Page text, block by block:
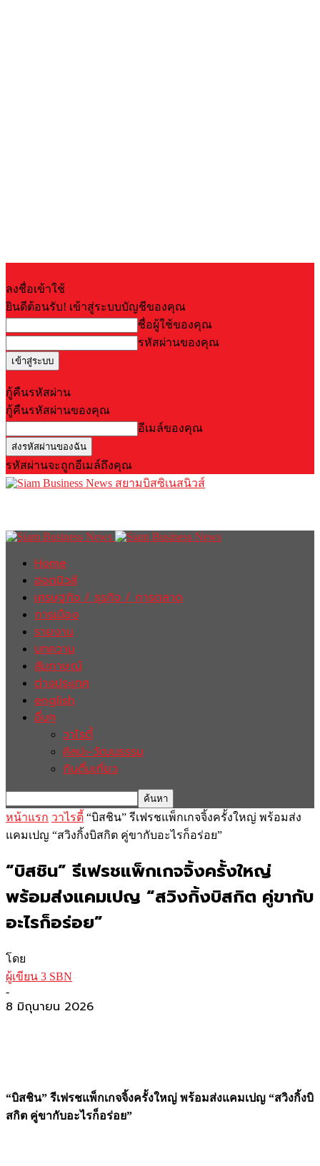
ลงชื่อเข้าใช้
ยินดีต้อนรับ! เข้าสู่ระบบบัญชีของคุณ
ชื่อผู้ใช้ของคุณ
รหัสผ่านของคุณ
กู้คืนรหัสผ่าน
กู้คืนรหัสผ่านของคุณ
อีเมล์ของคุณ
รหัสผ่านจะถูกอีเมล์ถึงคุณ
สยามบิสซิเนสนิวส์
Home
ฮอตนิวส์
เศรษฐกิจ / ธุรกิจ / การตลาด
การเมือง
รายงาน
บทความ
สัมภาษณ์
ต่างประเทศ
english
อื่นๆ
วาไรตี้
ศิลปะ-วัฒนธรรม
กินดื่มเที่ยว
หน้าแรก วาไรตี้ “บิสชิน” รีเฟรชแพ็กเกจจิ้งครั้งใหญ่ พร้อมส่ง
แคมเปญ “สวิงกิ้งบิสกิต คู่ขากับอะไรก็อร่อย”
“บิสชิน” รีเฟรชแพ็กเกจจิ้งครั้งใหญ่
พร้อมส่งแคมเปญ “สวิงกิ้งบิสกิต คู่ขากับ
อะไรก็อร่อย”
โดย
ผู้เขียน 3 SBN
-
8 มิถุนายน 2026
“บิสชิน” รีเฟรชแพ็กเกจจิ้งครั้งใหญ่ พร้อมส่งแคมเปญ “สวิงกิ้งบิ
สกิต คู่ขากับอะไรก็อร่อย”